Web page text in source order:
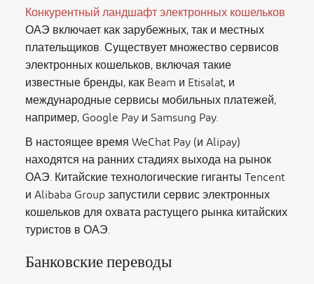
Конкурентный ландшафт электронных кошельков
ОАЭ включает как зарубежных, так и местных
плательщиков. Существует множество сервисов
электронных кошельков, включая такие
известные бренды, как Beam и Etisalat, и
международные сервисы мобильных платежей,
например, Google Pay и Samsung Pay.
В настоящее время WeChat Pay (и Alipay)
находятся на ранних стадиях выхода на рынок
ОАЭ. Китайские технологические гиганты Tencent
и Alibaba Group запустили сервис электронных
кошельков для охвата растущего рынка китайских
туристов в ОАЭ.
Банковские переводы